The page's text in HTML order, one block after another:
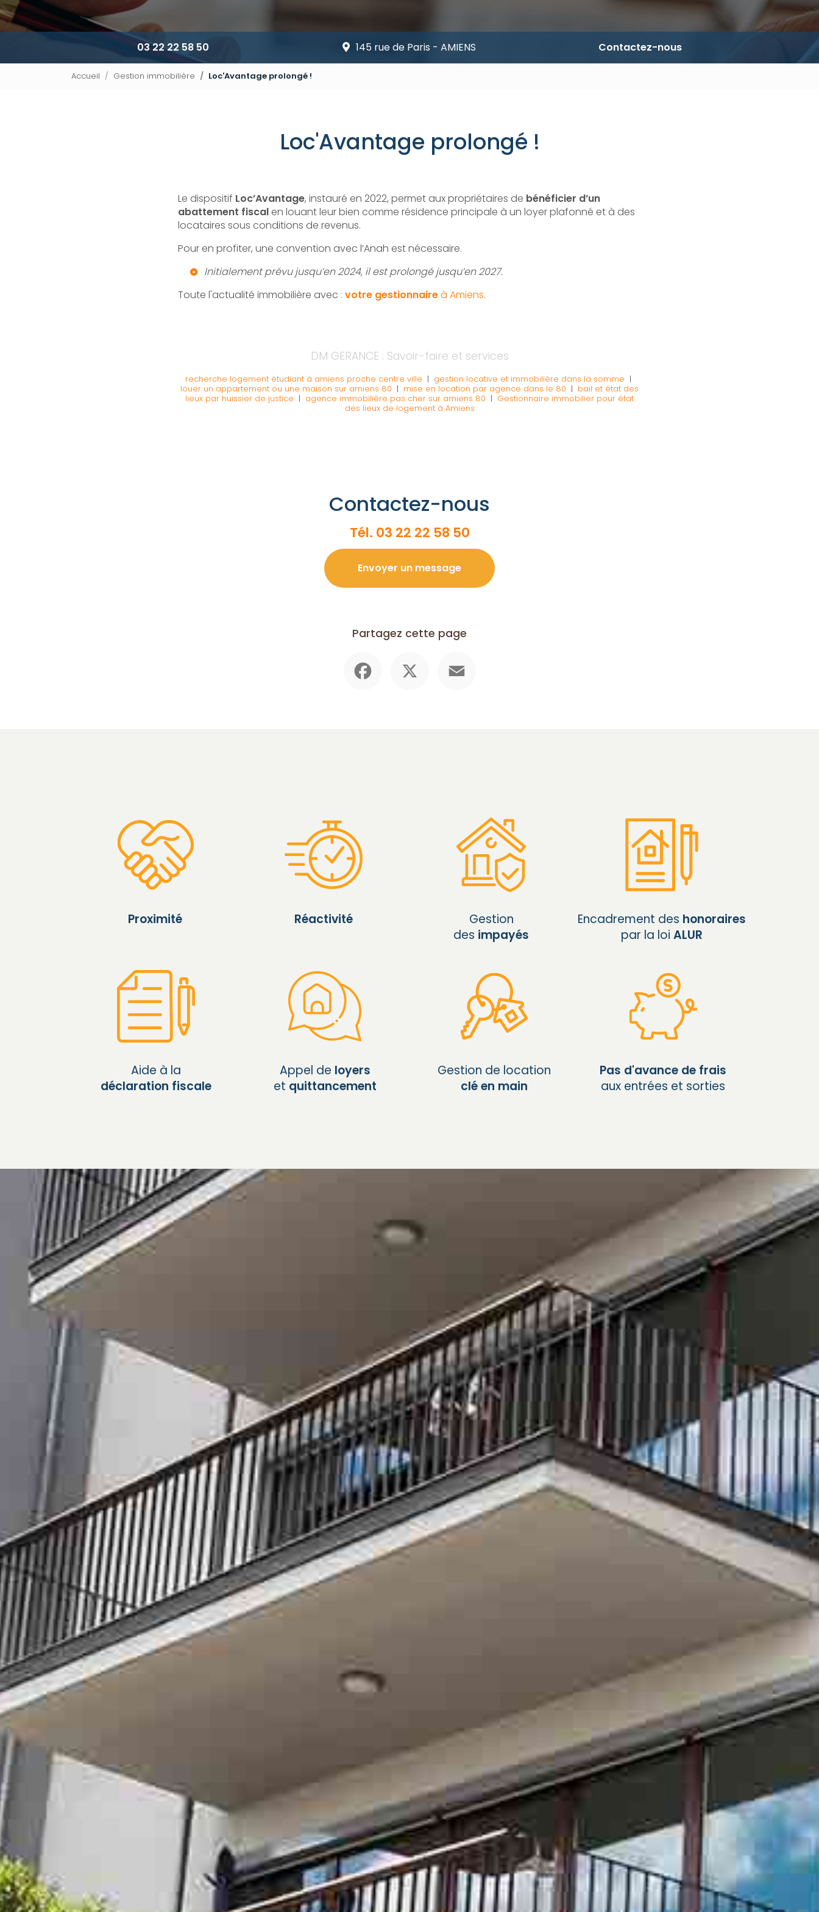
03 22 22 58 50 145 rue de Paris - AMIENS Contactez-nous
Accueil Gestion immobilière Loc'Avantage prolongé !
Loc'Avantage prolongé !
Le dispositif Loc’Avantage, instauré en 2022, permet aux propriétaires de bénéficier d’un
abattement fiscal en louant leur bien comme résidence principale à un loyer plafonné et à des
locataires sous conditions de revenus.
Pour en profiter, une convention avec l’Anah est nécessaire.
Initialement prévu jusqu’en 2024, il est prolongé jusqu’en 2027.
Toute l'actualité immobilière avec : votre gestionnaireà Amiens.
DM GERANCE : Savoir-faire et services
recherche logement étudiant à amiens proche centre ville | gestion locative et immobilière dans la somme |
louer un appartement ou une maison sur amiens 80 | mise en location par agence dans le 80 | bail et état des
lieux par huissier de justice | agence immobilière pas cher sur amiens 80 | Gestionnaire immobilier pour état
des lieux de logement à Amiens
Contactez-nous
Tél. 03 22 22 58 50
Envoyer un message
Partagez cette page
Proximité Réactivité
Gestion
des impayés
Encadrement des honoraires
par la loi ALUR
Aide à la
déclaration fiscale
Appel de loyers
et quittancement
Gestion de location
clé en main
Pas d'avance de frais
aux entrées et sorties